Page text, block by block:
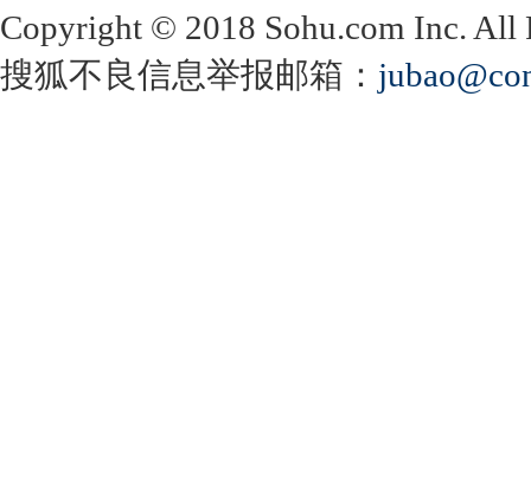
Copyright © 2018 Sohu.com Inc.
搜狐不良信息举报邮箱：